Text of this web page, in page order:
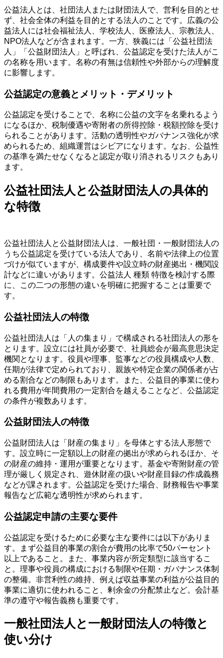
公益法人とは、社団法人または財団法人で、営利を目的とせ
ず、社会全体の利益を目的とする法人のことです。広義の公
益法人には社会福祉法人、学校法人、医療法人、宗教法人、
NPO法人などが含まれます。一方、狭義には「公益社団法
人」「公益財団法人」と呼ばれ、公益認定を受けた法人がこ
の名称を用います。名称の有無は信頼性や外部からの理解度
に影響します。
公益認定の意義とメリット・デメリット
公益認定を受けることで、名称に公益の文字を名乗れるよう
になるほか、税制優遇や寄附者の所得控除・税額控除を受け
られることがあります。活動の透明性やガバナンス強化が求
められるため、組織運営はシビアになります。なお、公益性
の基準を満たせなくなると認定が取り消されるリスクもあり
ます。
公益社団法人と公益財団法人の具体的
な特徴
公益社団法人と公益財団法人は、一般社団・一般財団法人の
うち公益認定を受けている法人であり、名前や法律上の位置
づけが似ていますが、構成要件や設立時の財産拠出・機関設
計などに違いがあります。公益法人 種類 特徴を検討する際
に、この二つの形態の違いを明確に把握することは重要で
す。
公益社団法人の特徴
公益社団法人は「人の集まり」で構成される社団法人の形を
とります。設立には社員が必要で、社員総会が最高意思決定
機関となります。役員や理事、監事などの役員構成や人数、
任期が法律で定められており、親族や特定企業の関係者が占
める割合などの制限もあります。また、公益目的事業に使わ
れる費用が年間費用の一定割合を越えることなど、公益認定
の条件が複数あります。
公益財団法人の特徴
公益財団法人は「財産の集まり」を母体とする法人形態で
す。設立時に一定額以上の財産の拠出が求められるほか、そ
の財産の維持・運用が重要となります。基金や寄附財産の管
理が厳しく規定され、遊休財産の扱いや財産目録の作成義務
などが課されます。公益認定を受けた場合、財務報告や事業
報告など広範な透明性が求められます。
公益認定申請の主要な要件
公益認定を受けるために必要な主な要件には以下がありま
す。まず公益目的事業の割合が費用の比率で50パーセント
以上であること。また、事業内容が所定類型に該当するこ
と。理事や役員の構成における制限や任期・ガバナンス体制
の整備。非営利性の維持、例えば収益事業の利益が公益目的
事業に適切に使われること、剰余金の分配禁止など。会計基
準の遵守や報告義務も重要です。
一般社団法人と一般財団法人の特徴と
使い分け